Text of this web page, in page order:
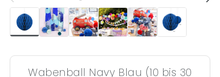
Wabenball Navy Blau (10 bis 30